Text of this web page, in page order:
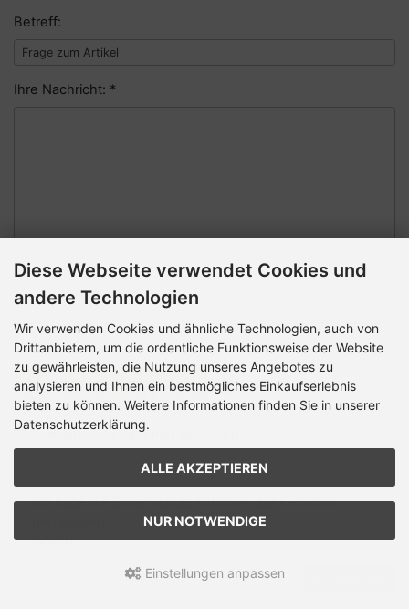
Betreff:
Ihre Nachricht: *
Sicherheitscode
Sicherheitscode bitte hier eingeben:
Ich habe die Datenschutzrichtlinien zur Kenntnis
[Mehr]
Diese Webseite verwendet Cookies und
andere Technologien
Wir verwenden Cookies und ähnliche Technologien, auch von
Drittanbietern, um die ordentliche Funktionsweise der Website
zu gewährleisten, die Nutzung unseres Angebotes zu
analysieren und Ihnen ein bestmögliches Einkaufserlebnis
bieten zu können. Weitere Informationen finden Sie in unserer
Datenschutzerklärung.
ALLE AKZEPTIEREN
NUR NOTWENDIGE
Einstellungen anpassen